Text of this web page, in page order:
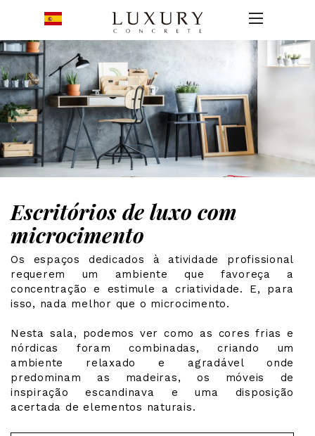
Escritórios de luxo com
microcimento
Os espaços dedicados à atividade profissional
requerem um ambiente que favoreça a
concentração e estimule a criatividade. E, para
isso, nada melhor que o microcimento.
Nesta sala, podemos ver como as cores frias e
nórdicas foram combinadas, criando um
ambiente relaxado e agradável onde
predominam as madeiras, os móveis de
inspiração escandinava e uma disposição
acertada de elementos naturais.